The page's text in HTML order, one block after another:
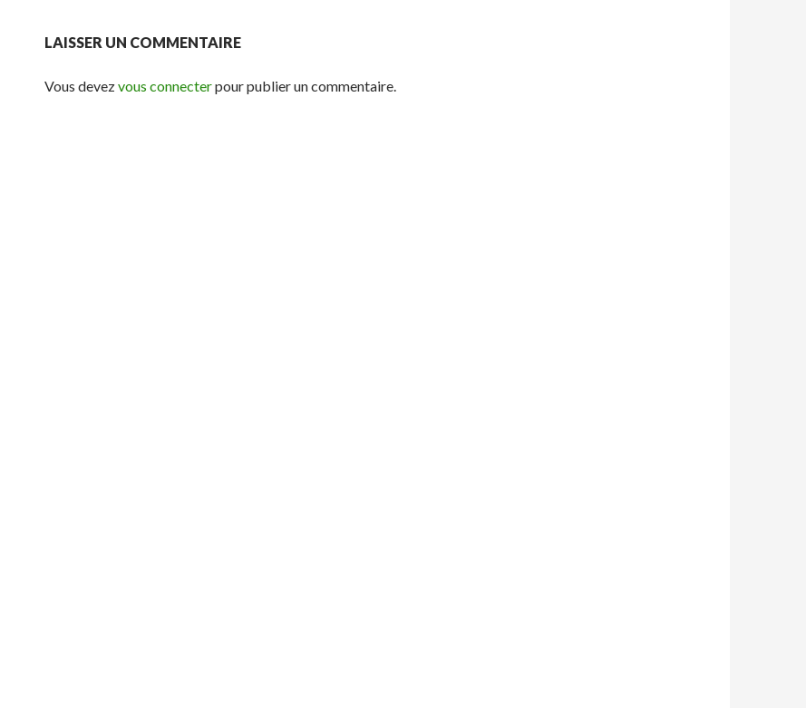
LAISSER UN COMMENTAIRE
Vous devezvous connecterpour publier un commentaire.